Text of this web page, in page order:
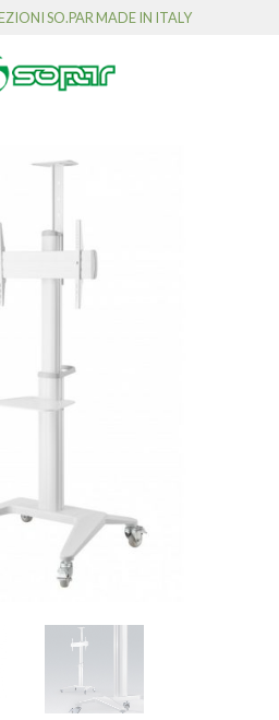
SO.PAR MADE IN ITALY